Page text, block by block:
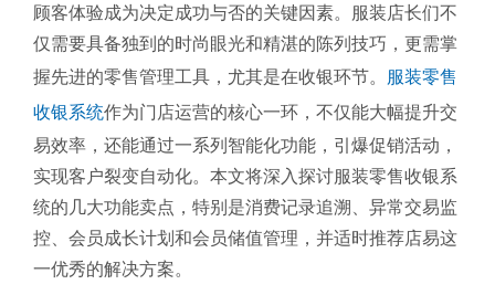
顾客体验成为决定成功与否的关键因素。服装店长们不
仅需要具备独到的时尚眼光和精湛的陈列技巧，更需掌
握先进的零售管理工具，尤其是在收银环节。
服装零售
收银系统作为门店运营的核心一环，不仅能大幅提升交
易效率，还能通过一系列智能化功能，引爆促销活动，
实现客户裂变自动化。本文将深入探讨服装零售收银系
统的几大功能卖点，特别是消费记录追溯、异常交易监
控、会员成长计划和会员储值管理，并适时推荐店易这
一优秀的解决方案。